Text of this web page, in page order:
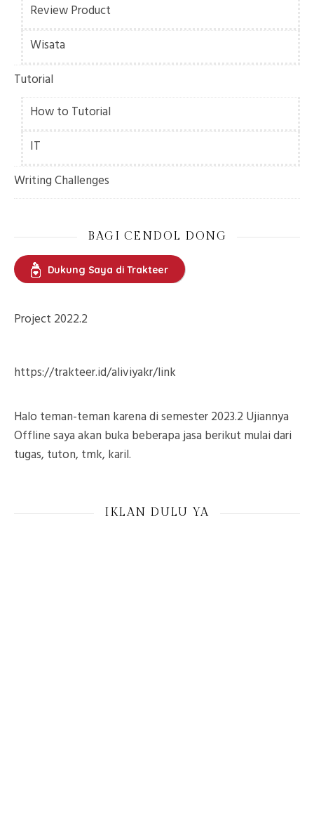
Review Product
Wisata
Tutorial
How to Tutorial
IT
Writing Challenges
BAGI CENDOL DONG
Dukung Saya di Trakteer
Project 2022.2
https://trakteer.id/aliviyakr/link
Halo teman-teman karena di semester 2023.2 Ujiannya
Offline saya akan buka beberapa jasa berikut mulai dari
tugas, tuton, tmk, karil.
IKLAN DULU YA